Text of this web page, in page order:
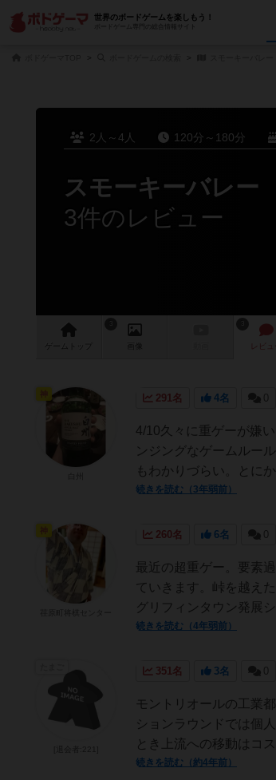
世界のボードゲームを楽しもう！
ボードゲーム専門の総合情報サイト
2人～4人 120分～180分
スモーキーバレー
3件のレビュー
ゲーム 画像 レビュ
291名 4名 0
4/10久々に重ゲーが嫌
ンジングなゲームルー
もわかりづらい。とに
続きを読む（3年弱前）
260名 6名 0
最近の超重ゲー。要素
ていきます。峠を越え
グリフィンタウン発展
続きを読む（4年弱前）
351名 3名 0
モントリオールの工業
ションラウンドでは個
とき上流への移動はコ
続きを読む（約4年前）